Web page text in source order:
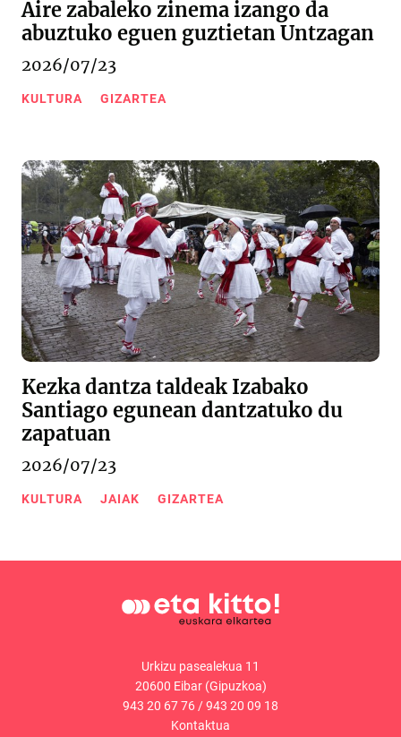
Aire zabaleko zinema izango da
abuztuko eguen guztietan Untzagan
2026/07/23
KULTURA GIZARTEA
Kezka dantza taldeak Izabako
Santiago egunean dantzatuko du
zapatuan
2026/07/23
KULTURA JAIAK GIZARTEA
Urkizu pasealekua 11
20600 Eibar (Gipuzkoa)
943 20 67 76 /943 20 09 18
Kontaktua